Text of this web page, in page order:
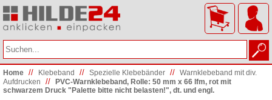
Home // Klebeband // Spezielle Klebebänder // Warnklebeband mit div.
Aufdrucken
//
PVC-Warnklebeband, Rolle: 50 mm x 66 lfm, rot mit
schwarzem Druck "Palette bitte nicht belasten!", dt. und engl.